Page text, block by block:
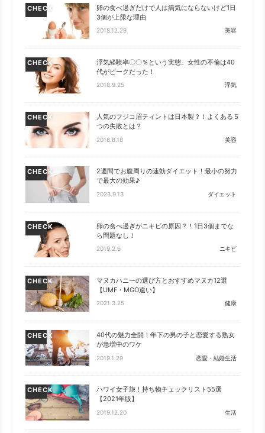
CHECK
卵の食べ過ぎだけで人は病気にならないけど1日
3個が上限な理由
2018.12.29 美容
CHECK
浮気経験率〇〇％という実態。女性の不倫は40
代がピークだった！
2018.9.25 浮気
CHECK
人気のフジコ眉ティントは日本製？！よくある５
つの失敗とは？
2018.8.18 美容
CHECK
2週間でお腹周りの速効ダイエット！最小の努力
で最大の効果♪
2023.9.13 ダイエット
CHECK
卵の食べ過ぎがニキビの原因？！1日3個までな
ら問題なし！
2019.2.6 ニキビ
CHECK
マヌカハニーの選び方とおすすめマヌカ12選
【UMF・MGO違い】
2021.3.25 健康
CHECK
40代の魅力全開！年下の男の子と恋愛する熟女
が急増中のワケ
2019.1.29 恋愛・結婚生活
CHECK
ハワイ女子旅！持ち物チェックリスト55選
【2021年版】
2019.12.20 生活